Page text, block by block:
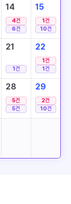
14
4건
6건
15
1건
10건
21
1건
22
1건
1건
28
5건
5건
29
2건
10건